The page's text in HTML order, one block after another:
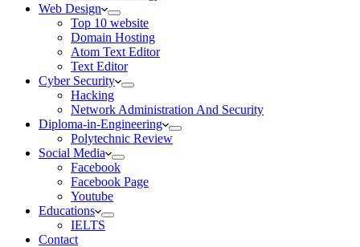
Web Design
Top 10 website
Domain Hosting
Atom Text Editor
Text Editor
Cyber Security
Hacking
Network Administration And Security
Diploma-in-Engineering
Polytechnic Review
Social Media
Facebook
Facebook Page
Youtube
Educations
IELTS
Contact